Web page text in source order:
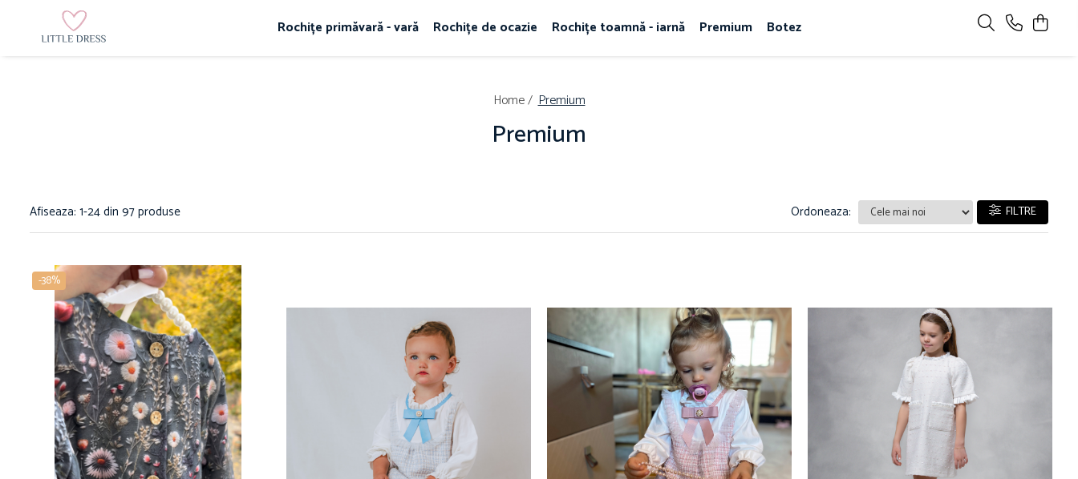
Rochițe primăvară - vară Rochițe de ocazie Rochițe toamnă - iarnă Premium Botez
Home / Premium
Premium
Afiseaza: 1-24din 97produse FILTRE
Ordoneaza:
-38%